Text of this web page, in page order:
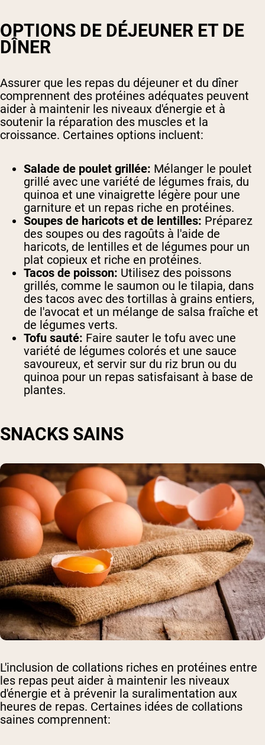
OPTIONS DE DÉJEUNER ET DE
DÎNER
Assurer que les repas du déjeuner et du dîner
comprennent des protéines adéquates peuvent
aider à maintenir les niveaux d'énergie et à
soutenir la réparation des muscles et la
croissance. Certaines options incluent:
Salade de poulet grillée: Mélanger le poulet
grillé avec une variété de légumes frais, du
quinoa et une vinaigrette légère pour une
garniture et un repas riche en protéines.
Soupes de haricots et de lentilles: Préparez
des soupes ou des ragoûts à l'aide de
haricots, de lentilles et de légumes pour un
plat copieux et riche en protéines.
Tacos de poisson: Utilisez des poissons
grillés, comme le saumon ou le tilapia, dans
des tacos avec des tortillas à grains entiers,
de l'avocat et un mélange de salsa fraîche et
de légumes verts.
Tofu sauté: Faire sauter le tofu avec une
variété de légumes colorés et une sauce
savoureux, et servir sur du riz brun ou du
quinoa pour un repas satisfaisant à base de
plantes.
SNACKS SAINS
L'inclusion de collations riches en protéines entre
les repas peut aider à maintenir les niveaux
d'énergie et à prévenir la suralimentation aux
heures de repas. Certaines idées de collations
saines comprennent: